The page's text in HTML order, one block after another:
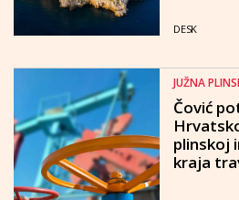
DESK
JUŽNA
Čović
plinskoj
kraja